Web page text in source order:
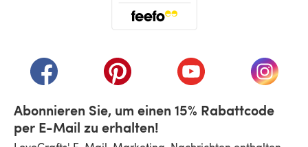
(öffnet sich in einem neuen Tab)
(öffnet sich in einem neuen Tab)
(öffnet sich in einem
(öffnet
Abonnieren Sie, um einen 15% Rabattcode
per E-Mail zu erhalten!